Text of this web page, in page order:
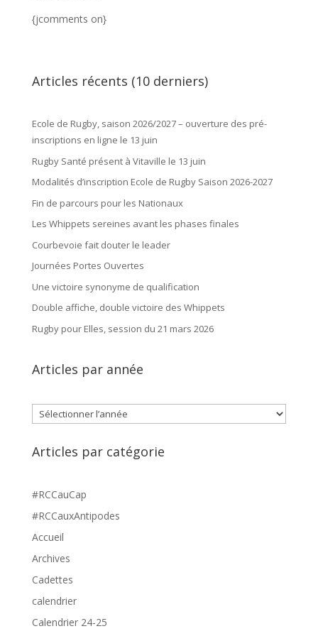
{jcomments on}
Articles récents (10 derniers)
Ecole de Rugby, saison 2026/2027 – ouverture des pré-
inscriptions en ligne le 13 juin
Rugby Santé présent à Vitaville le 13 juin
Modalités d’inscription Ecole de Rugby Saison 2026-2027
Fin de parcours pour les Nationaux
Les Whippets sereines avant les phases finales
Courbevoie fait douter le leader
Journées Portes Ouvertes
Une victoire synonyme de qualification
Double affiche, double victoire des Whippets
Rugby pour Elles, session du 21 mars 2026
Articles par année
Archives
Articles par catégorie
#RCCauCap
#RCCauxAntipodes
Accueil
Archives
Cadettes
calendrier
Calendrier 24-25